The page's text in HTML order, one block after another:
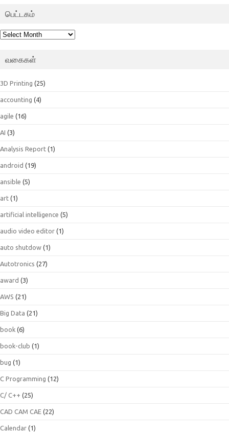
பெட்டகம்
பெட்டகம்
வகைகள்
3D Printing (25)
accounting (4)
agile (16)
AI (3)
Analysis Report (1)
android (19)
ansible (5)
art (1)
artificial intelligence (5)
audio video editor (1)
auto shutdow (1)
Autotronics (27)
award (3)
AWS (21)
Big Data (21)
book (6)
book-club (1)
bug (1)
C Programming (12)
C/ C++ (25)
CAD CAM CAE (22)
Calendar (1)